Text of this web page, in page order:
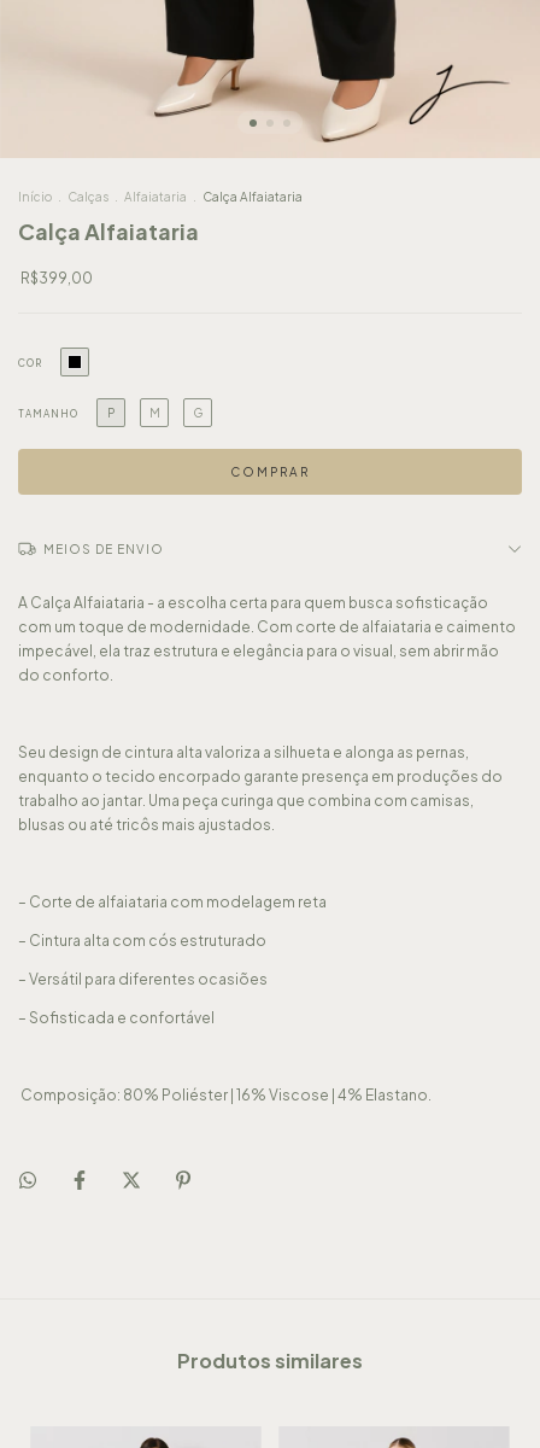
Início Calças Alfaiataria Calça Alfaiataria
Calça Alfaiataria
R$399,00
COR
TAMANHO P M G
MEIOS DE ENVIO
A Calça Alfaiataria - a escolha certa para quem busca sofisticação
com um toque de modernidade. Com corte de alfaiataria e caimento
impecável, ela traz estrutura e elegância para o visual, sem abrir mão
do conforto.
Seu design de cintura alta valoriza a silhueta e alonga as pernas,
enquanto o tecido encorpado garante presença em produções do
trabalho ao jantar. Uma peça curinga que combina com camisas,
blusas ou até tricôs mais ajustados.
– Corte de alfaiataria com modelagem reta
– Cintura alta com cós estruturado
– Versátil para diferentes ocasiões
– Sofisticada e confortável
Composição: 80% Poliéster | 16% Viscose | 4% Elastano.
Produtos similares